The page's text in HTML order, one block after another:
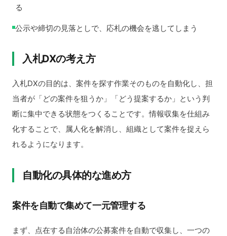
る
公示や締切の見落としで、応札の機会を逃してしまう
入札DXの考え方
入札DXの目的は、案件を探す作業そのものを自動化し、担
当者が「どの案件を狙うか」「どう提案するか」という判
断に集中できる状態をつくることです。情報収集を仕組み
化することで、属人化を解消し、組織として案件を捉えら
れるようになります。
自動化の具体的な進め方
案件を自動で集めて一元管理する
まず、点在する自治体の公募案件を自動で収集し、一つの